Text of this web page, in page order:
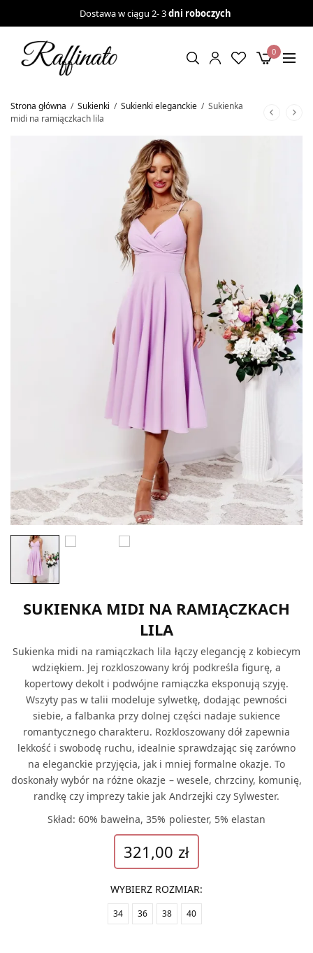
Dostawa w ciągu 2- 3dni roboczych
0
Strona główna / Sukienki / Sukienki eleganckie / Sukienka
midi na ramiączkach lila
SUKIENKA MIDI NA RAMIĄCZKACH
LILA
Sukienka midi na ramiączkach lila łączy elegancję z kobiecym
wdziękiem. Jej rozkloszowany krój podkreśla figurę, a
kopertowy dekolt i podwójne ramiączka eksponują szyję.
Wszyty pas w talii modeluje sylwetkę, dodając pewności
siebie, a falbanka przy dolnej części nadaje sukience
romantycznego charakteru. Rozkloszowany dół zapewnia
lekkość i swobodę ruchu, idealnie sprawdzając się zarówno
na eleganckie przyjęcia, jak i mniej formalne okazje. To
doskonały wybór na różne okazje – wesele, chrzciny, komunię,
randkę czy imprezy takie jak Andrzejki czy Sylwester.
Skład: 60% bawełna, 35% poliester, 5% elastan
321,00 zł
WYBIERZ ROZMIAR:
34 36 38 40